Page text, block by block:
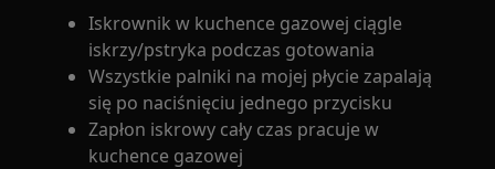
Iskrownik w kuchence gazowej ciągle
iskrzy/pstryka podczas gotowania
Wszystkie palniki na mojej płycie zapalają
się po naciśnięciu jednego przycisku
Zapłon iskrowy cały czas pracuje w
kuchence gazowej